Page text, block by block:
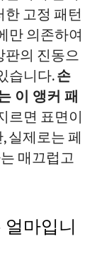
고정 패턴
만 의존하여
판의 진동으
습니다.손
이 앵커 패
르면 표면이
실제로는 페
매끄럽고
마입니